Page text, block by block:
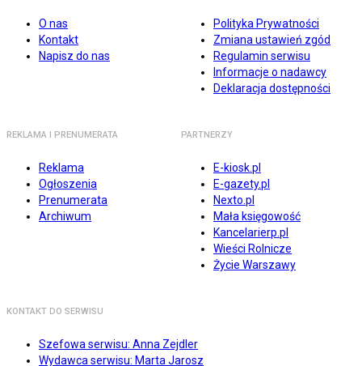
O nas
Kontakt
Napisz do nas
Polityka Prywatności
Zmiana ustawień zgód
Regulamin serwisu
Informacje o nadawcy
Deklaracja dostępności
REKLAMA I PRENUMERATA
Reklama
Ogłoszenia
Prenumerata
Archiwum
PARTNERZY
E-kiosk.pl
E-gazety.pl
Nexto.pl
Mała księgowość
Kancelarierp.pl
Wieści Rolnicze
Życie Warszawy
KONTAKT DO SERWISU
Szefowa serwisu: Anna Zejdler
Wydawca serwisu: Marta Jarosz